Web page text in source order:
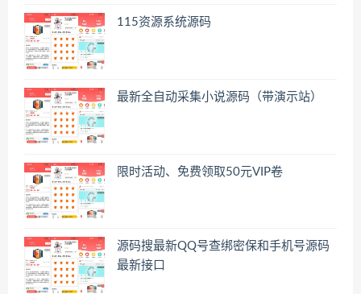
115资源系统源码
最新全自动采集小说源码（带演示站）
限时活动、免费领取50元VIP卷
源码搜最新QQ号查绑密保和手机号源码
最新接口